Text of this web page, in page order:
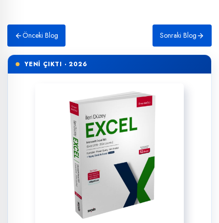
Önceki Blog Sonraki Blog
YENİ ÇIKTI · 2026